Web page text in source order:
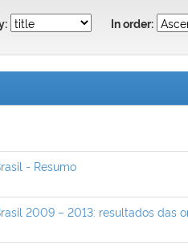
In order:
- Resumo
2009 – 2013: resultados das